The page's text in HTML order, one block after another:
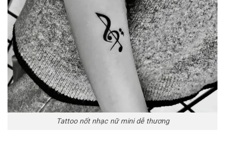
Tattoo nốt nhạc nữ mini dễ thương